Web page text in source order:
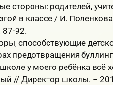
стороны: родителей,
в классе / И.
92.
способствующие
предотвращения
у моего ребёнка всё
// Директор школы. –